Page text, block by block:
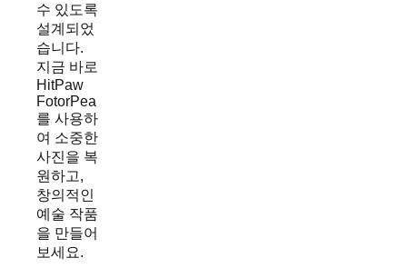
수 있도록
설계되었
습니다.
지금 바로
HitPaw
FotorPea
를 사용하
여 소중한
사진을 복
원하고,
창의적인
예술 작품
을 만들어
보세요.